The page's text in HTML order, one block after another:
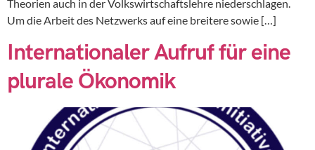
Theorien auch in der Volkswirtschaftslehre niederschlagen.
Um die Arbeit des Netzwerks auf eine breitere sowie […]
Internationaler Aufruf für eine
plurale Ökonomik